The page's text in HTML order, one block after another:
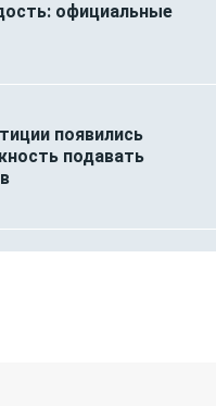
официальные
появились
подавать